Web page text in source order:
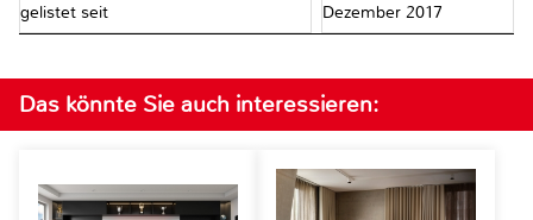
gelistet seit Dezember 2017
Das könnte Sie auch interessieren: